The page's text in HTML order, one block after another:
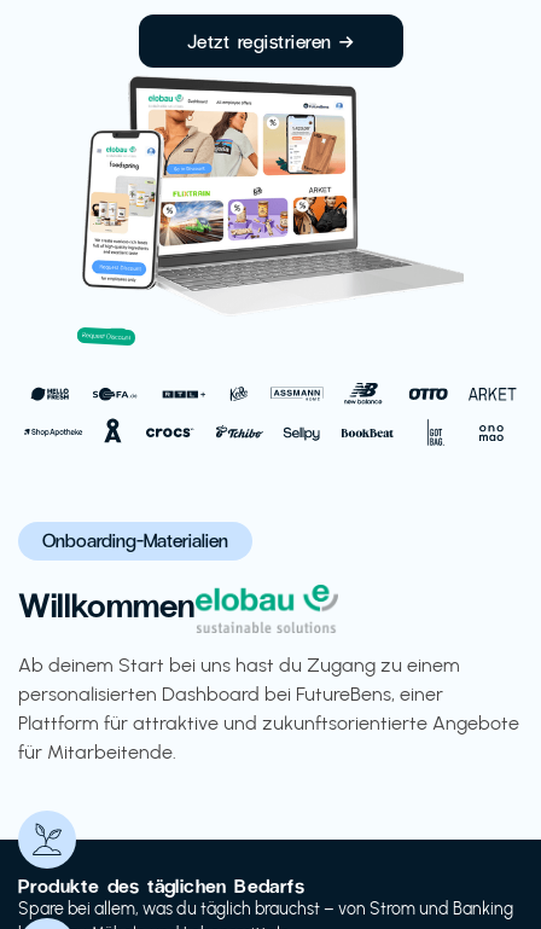
Jetzt registrieren →
Onboarding-Materialien
Willkommen
Ab deinem Start bei uns hast du Zugang zu einem
personalisierten Dashboard bei FutureBens, einer
Plattform für attraktive und zukunftsorientierte Angebote
für Mitarbeitende.
Produkte des täglichen Bedarfs
Spare bei allem, was du täglich brauchst – von Strom und Banking